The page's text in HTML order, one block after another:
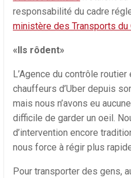
responsabilité du cadre
ministère des Transports du
«Ils rôdent»
L’Agence du contrôle
chauffeurs d’Uber depuis
mais nous n’avons eu
difficile de garder un oeil.
d’intervention encore
nous force à régir plus
Pour transporter des gens,